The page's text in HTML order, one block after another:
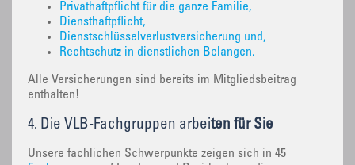
Privathaftpflicht für die ganze Familie,
Diensthaftpflicht,
Dienstschlüsselverlustversicherung und,
Rechtschutz in dienstlichen Belangen.
Alle Versicherungen sind bereits im Mitgliedsbeitrag
enthalten!
4. Die VLB-Fachgruppen arbeiten für Sie
Unsere fachlichen Schwerpunkte zeigen sich in 45